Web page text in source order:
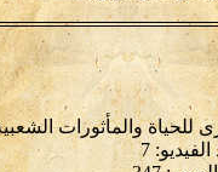
للحياة والمأثورات
7